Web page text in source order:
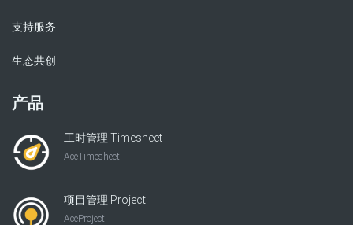
支持服务
生态共创
产品
工时管理 Timesheet
AceTimesheet
项目管理 Project
AceProject